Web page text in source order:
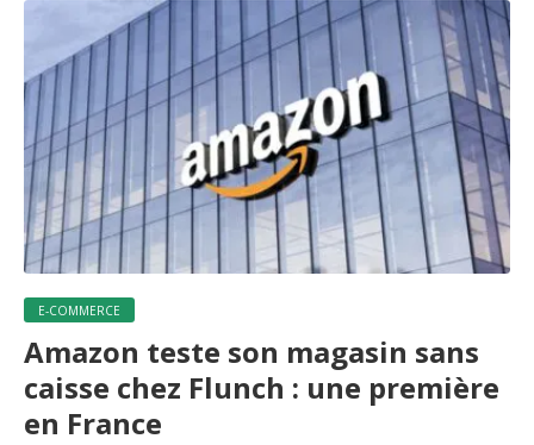
E-COMMERCE
Amazon teste son magasin sans
caisse chez Flunch : une première
en France